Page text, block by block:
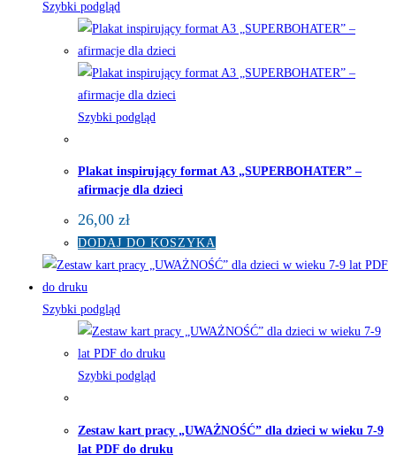
Szybki podgląd
Szybki podgląd
Plakat inspirujący format A3 „SUPERBOHATER” –
afirmacje dla dzieci
26,00 zł
DODAJ DO KOSZYKA
Szybki podgląd
Szybki podgląd
Zestaw kart pracy „UWAŻNOŚĆ” dla dzieci w wieku 7-9
lat PDF do druku